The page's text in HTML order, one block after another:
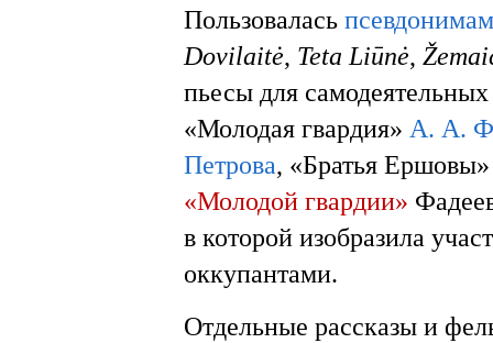
Пользовалась
Dovilaitė, Teta Liūnė,
пьесы для
«Молодая гвардия» А. А.
Петрова, «Братья
«Молодой гвардии»
в которой изобразила
оккупантами.
Отдельные рассказы и